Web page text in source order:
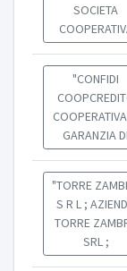
SOCIETA
"CONFIDI
GARANZIA DI
"TORRE
S R L ;
TORRE
SRL ;